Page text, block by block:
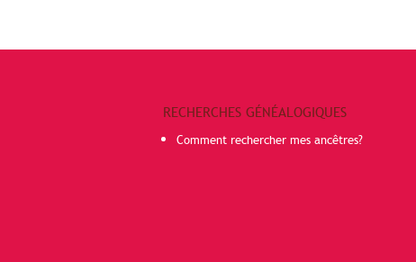
RECHERCHES GÉNÉALOGIQUES
Comment rechercher mes ancêtres?